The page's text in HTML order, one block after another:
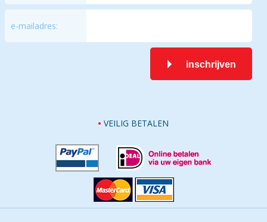
e-mailadres:
inschrijven
VEILIG BETALEN